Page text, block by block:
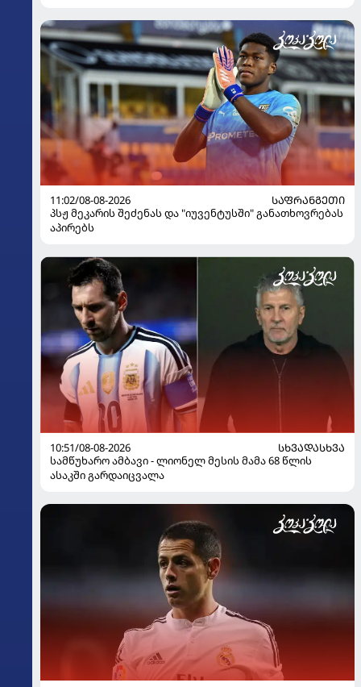
11:02/08-08-2026
ᲡᲐᲤᲠᲐᲜᲒᲔᲗᲘ
პსჟ მეკარის შეძენას და "იუვენტუსში" განათხოვრებას
აპირებს
10:51/08-08-2026
ᲡᲮᲕᲐᲓᲐᲡᲮᲕᲐ
სამწუხარო ამბავი - ლიონელ მესის მამა 68 წლის
ასაკში გარდაიცვალა